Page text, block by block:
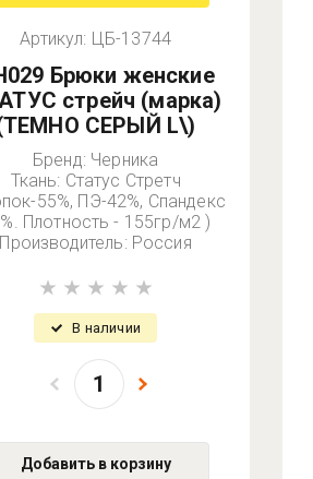
Артикул: ЦБ-13744
Брюки женские
стрейч (марка)
СЕРЫЙ L\)
Бренд: Черника
Ткань: Статус Стретч
55%, ПЭ-42%, Спандекс
Плотность - 155гр/м2 )
Производитель: Россия
В наличии
Добавить в корзину